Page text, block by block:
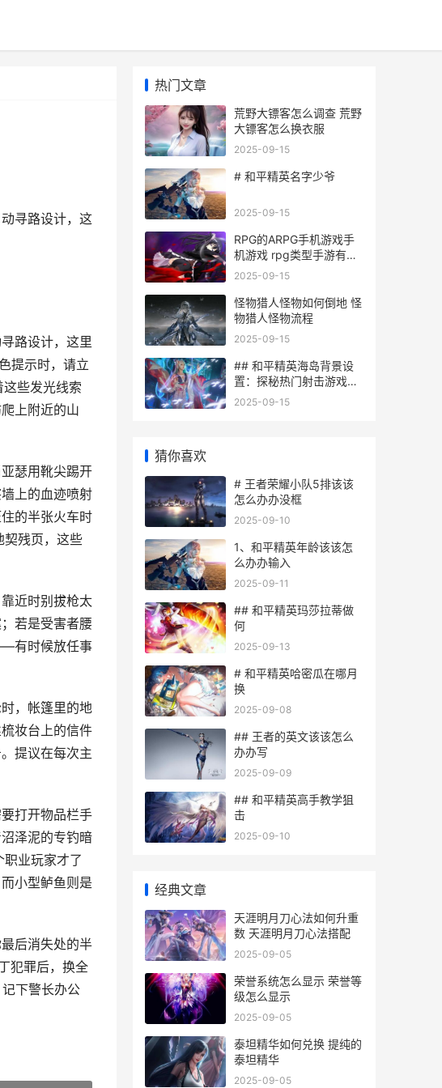
寻路设计，这
路设计，这里
提示时，请立
些发光线索
上附近的山
瑟用靴尖踢开
上的血迹喷射
的半张火车时
契残页，这些
近时别拔枪太
若是受害者腰
有时候放任事
，帐篷里的地
妆台上的信件
提议在每次主
打开物品栏手
泽泥的专钓暗
业玩家才了
小型鲈鱼则是
后消失处的半
犯罪后，换全
下警长办公
热门文章
荒野大镖客怎么调查 荒野
大镖客怎么换衣服
2025-09-15
# 和平精英名字少爷
2025-09-15
RPG的ARPG手机游戏手
机游戏 rpg类型手游有哪
些
2025-09-15
怪物猎人怪物如何倒地 怪
物猎人怪物流程
2025-09-15
## 和平精英海岛背景设
置：探秘热门射击游戏的
全球
2025-09-15
猜你喜欢
# 王者荣耀小队5排该该
怎么办办没框
2025-09-10
1、和平精英年龄该该怎
么办办输入
2025-09-11
## 和平精英玛莎拉蒂做
何
2025-09-13
# 和平精英哈密瓜在哪月
换
2025-09-08
## 王者的英文该该怎么
办办写
2025-09-09
## 和平精英高手教学狙
击
2025-09-10
经典文章
天涯明月刀心法如何升重
数 天涯明月刀心法搭配
2025-09-05
荣誉系统怎么显示 荣誉等
级怎么显示
2025-09-05
泰坦精华如何兑换 提纯的
泰坦精华
2025-09-05